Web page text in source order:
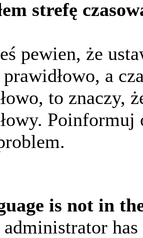
strefę
pewien, że
a
to znaczy,
is not in